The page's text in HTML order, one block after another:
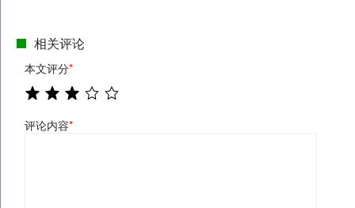
相关评论
本文评分*
评论内容*